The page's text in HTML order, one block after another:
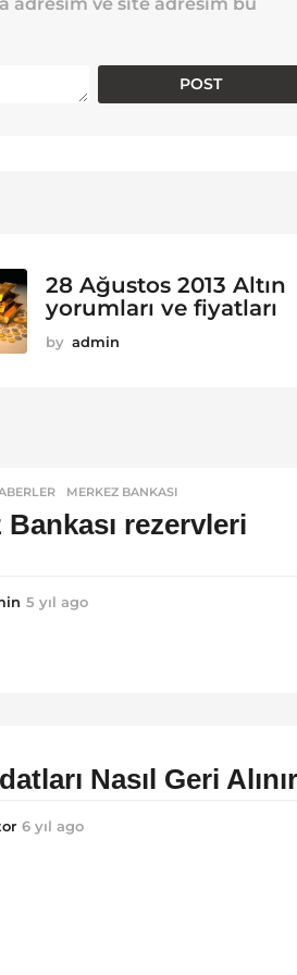
28 Ağustos 2013 Altın
yorumları ve fiyatları
by admin
MERKEZ BANKASI
Bankası rezervleri
5 yıl ago
Nasıl Geri
6 yıl ago